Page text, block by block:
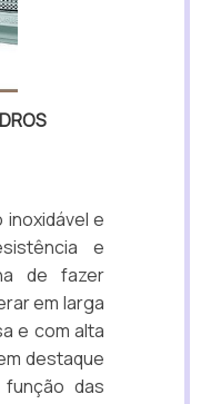
inoxidável e
e
de fazer
em larga
e com alta
destaque
das